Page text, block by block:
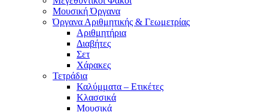
Μουσική Όργανα
Όργανα Αριθμητικής & Γεωμετρίας
Αριθμητήρια
Διαβήτες
Σετ
Χάρακες
Τετράδια
Καλύμματα – Ετικέτες
Κλασσικά
Μουσικά